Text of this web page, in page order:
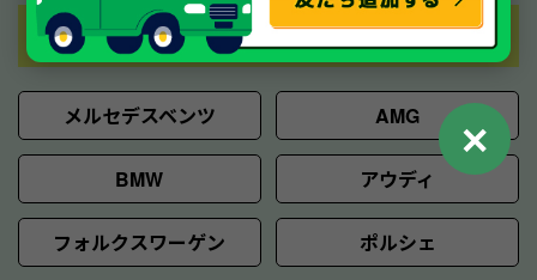
輸入車
メルセデスベンツ AMG
BMW アウディ
フォルクスワーゲン ポルシェ
✕